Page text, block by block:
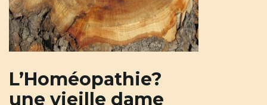
L’Homéopathie?
une vieille dame